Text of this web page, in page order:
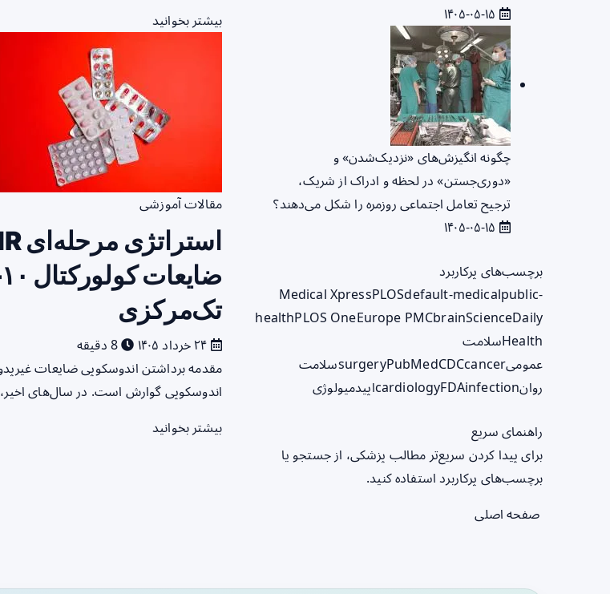
بیشتر بخوانید
مقالات آموزشی
تک‌مرکزی
8 دقیقه
اندوسکوپی گوارش است. در سال‌های اخیر، Underwater Endoscopic…
بیشتر بخوانید
چگونه انگیزش‌های «نزدیک‌شدن» و
«دوری‌جستن» در لحظه و ادراک از شریک،
ترجیح تعامل اجتماعی روزمره را شکل می‌دهند؟
برچسب‌های پرکاربرد
Medical XpressPLOSdefault-medicalpublic-
healthPLOS OneEurope PMCbrainScienceDaily
Healthسلامت
عمومی
surgeryPubMedCDCcancer
سلامت
روان
cardiologyFDAinfection اپیدمیولوژی
راهنمای سریع
برای پیدا کردن سریع‌تر مطالب پزشکی، از جستجو یا
برچسب‌های پرکاربرد استفاده کنید.
صفحه اصلی